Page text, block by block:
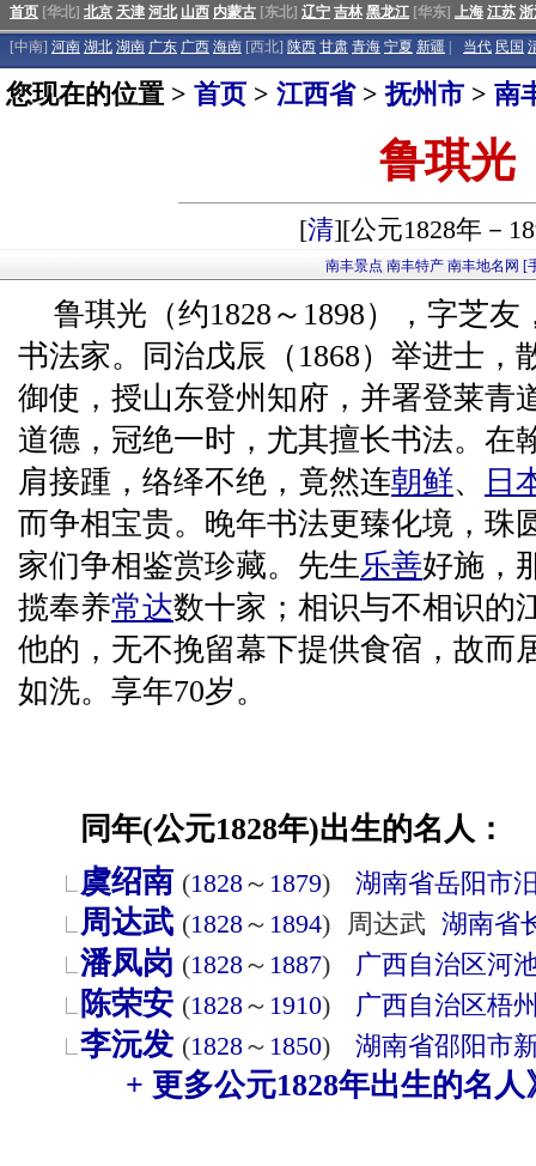
首页 [华北] 北京 天津 河北 山西 内蒙古 [东北] 辽宁 吉林 黑龙江 [华东] 上海 江苏
[中南] 河南 湖北 湖南 广东 广西 海南 [西北] 陕西 甘肃 青海 宁夏 新疆 当代 民国
您现在的位置 > 首页 > 江西省>抚州市 > 南
鲁琪光
[清][公元1828年－
南丰景点 南丰特产 南丰地名网 [
鲁琪光（约1828～1898），字芝友
书法家。同治戊辰（1868）举进士，
御使，授山东登州知府，并署登莱青
道德，冠绝一时，尤其擅长书法。在
肩接踵，络绎不绝，竟然连朝鲜、
日
而争相宝贵。晚年书法更臻化境，珠
家们争相鉴赏珍藏。先生乐善好施，
揽奉养常达数十家；相识与不相识的
他的，无不挽留幕下提供食宿，故而
如洗。享年70岁。
同年(公元1828年)出生的名人：
虞绍南 (1828～ 1879) 湖南省岳阳市
周达武 (1828～ 1894) 周达武 湖南省
潘凤岗 (1828～ 1887) 广西自治区河
陈荣安 (1828～ 1910) 广西自治区梧
李沅发 (1828～ 1850) 湖南省邵阳市
+ 更多公元1828年出生的名人